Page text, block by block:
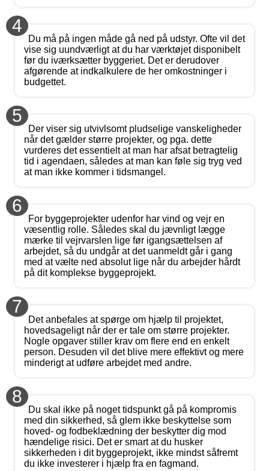
4
Du må på ingen måde gå ned på udstyr. Ofte vil det
vise sig uundværligt at du har værktøjet disponibelt
før du iværksætter byggeriet. Det er derudover
afgørende at indkalkulere de her omkostninger i
budgettet.
5
Der viser sig utvivlsomt pludselige vanskeligheder
når det gælder større projekter, og pga. dette
vurderes det essentielt at man har afsat betragtelig
tid i agendaen, således at man kan føle sig tryg ved
at man ikke kommer i tidsmangel.
6
For byggeprojekter udenfor har vind og vejr en
væsentlig rolle. Således skal du jævnligt lægge
mærke til vejrvarslen lige før igangsættelsen af
arbejdet, så du undgår at det uanmeldt går i gang
med at vælte ned absolut lige når du arbejder hårdt
på dit komplekse byggeprojekt.
7
Det anbefales at spørge om hjælp til projektet,
hovedsageligt når der er tale om større projekter.
Nogle opgaver stiller krav om flere end en enkelt
person. Desuden vil det blive mere effektivt og mere
minderigt at udføre arbejdet med andre.
8
Du skal ikke på noget tidspunkt gå på kompromis
med din sikkerhed, så glem ikke beskyttelse som
hoved- og fodbeklædning der beskytter dig mod
hændelige risici. Det er smart at du husker
sikkerheden i dit byggeprojekt, ikke mindst såfremt
du ikke investerer i hjælp fra en fagmand.